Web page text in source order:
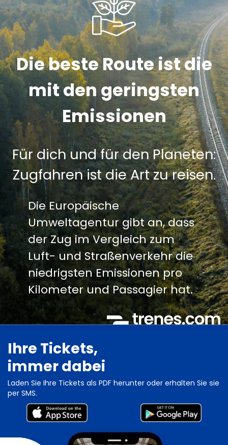
Die beste Route ist die
mit den geringsten
Emissionen
Für dich und für den Planeten:
Zugfahren ist die Art zu reisen.
Die Europäische
Umweltagentur gibt an, dass
der Zug im Vergleich zum
Luft- und Straßenverkehr die
niedrigsten Emissionen pro
Kilometer und Passagier hat.
Ihre Tickets,
immer dabei
Laden Sie Ihre Tickets als PDF herunter oder erhalten Sie sie
per SMS.